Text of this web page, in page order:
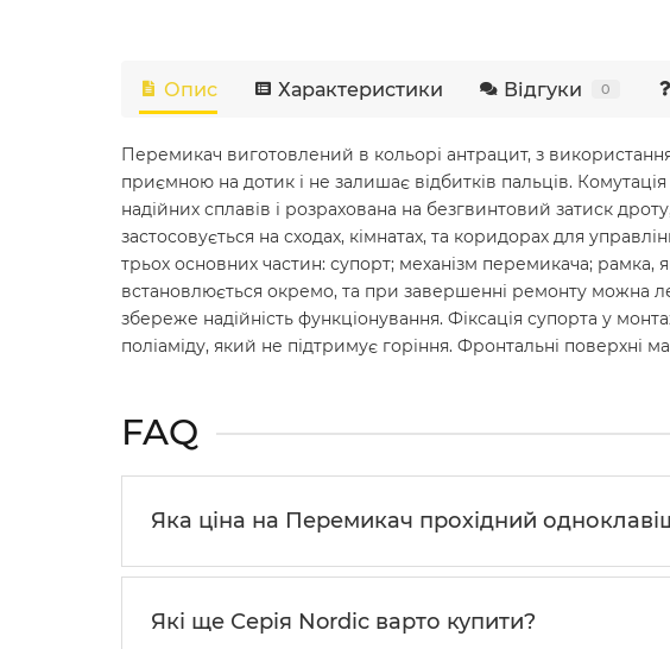
Опис Характеристики Відгуки 0
Перемикач виготовлений в кольорі антрацит, з
приємною на дотик і не залишає відбитків пальців.
надійних сплавів і розрахована на безгвинтовий затиск
застосовується на сходах, кімнатах, та коридорах для
трьох основних частин: супорт; механізм перемикача;
встановлюється окремо, та при завершенні ремонту можна
збереже надійність функціонування. Фіксація супорта у
поліаміду, який не підтримує горіння. Фронтальні поверхні
FAQ
Яка ціна на Перемикач прохідний
Які ще Серiя Nordic варто купити?